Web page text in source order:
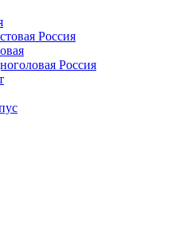
Россия
Россия